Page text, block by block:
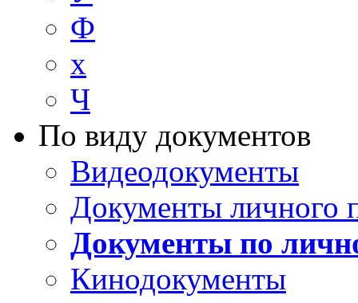
Ф
х
Ч
По виду документов
Видеодокументы
Документы личного
Документы по
Кинодокументы